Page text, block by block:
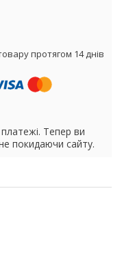
протягом 14 днів
платежі. Тепер ви
покидаючи сайту.